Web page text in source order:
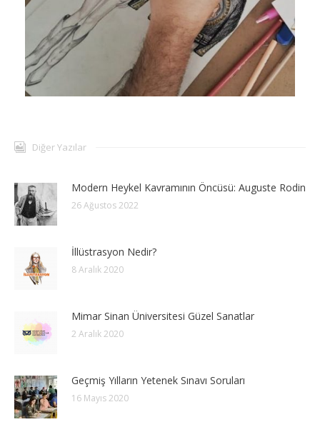
Diğer Yazılar
Modern Heykel Kavramının Öncüsü: Auguste Rodin
26 Ağustos 2022
İllüstrasyon Nedir?
8 Aralık 2020
Mimar Sinan Üniversitesi Güzel Sanatlar
2 Aralık 2020
Geçmiş Yılların Yetenek Sınavı Soruları
16 Mayıs 2020